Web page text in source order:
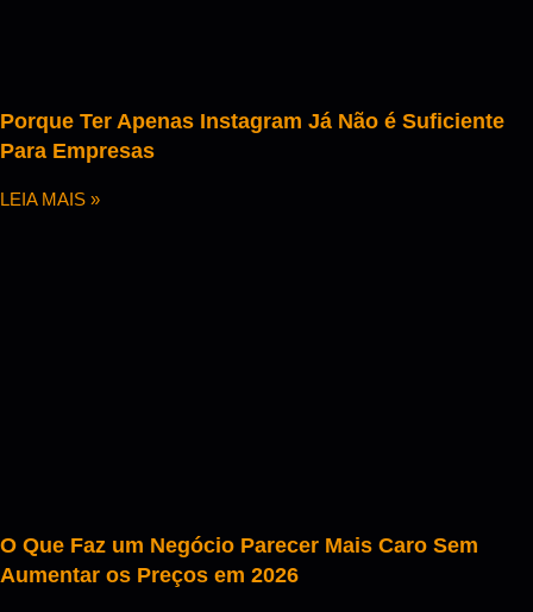
Porque Ter Apenas Instagram Já Não é Suficiente
Para Empresas
LEIA MAIS »
O Que Faz um Negócio Parecer Mais Caro Sem
Aumentar os Preços em 2026